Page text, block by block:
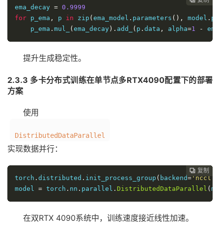
ema_decay = 0.9999
for p_ema , p in zip ( ema_model . parameters (), model .
    p_ema
. mul_ ( ema_decay ). add_ ( p . data , alpha=1 -
提升生成稳定性。
2.3.3 多卡分布式训练在单节点多RTX4090配置下的部署
方案
使用
DistributedDataParallel
实现数据并行：
 复制
 复制
 复制
 复制
 复制
 复制
 复制
 复制
 复制
 复制
 复制
 复制
 复制
 复制
 复制
 复制
 复制
 复制
 复制
torch . distributed . init_process_group ( backend= 'nccl'
model = torch . nn . parallel . DistributedDataParallel (
在双RTX 4090系统中，训练速度接近线性加速。